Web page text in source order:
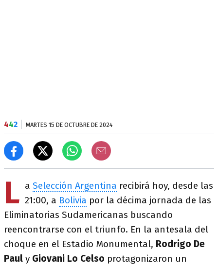
442 MARTES 15 DE OCTUBRE DE 2024
L a Selección Argentina recibirá hoy, desde las
21:00, a Bolivia por la décima jornada de las
Eliminatorias Sudamericanas buscando
reencontrarse con el triunfo. En la antesala del
choque en el Estadio Monumental, Rodrigo De
Paul y Giovani Lo Celso protagonizaron un